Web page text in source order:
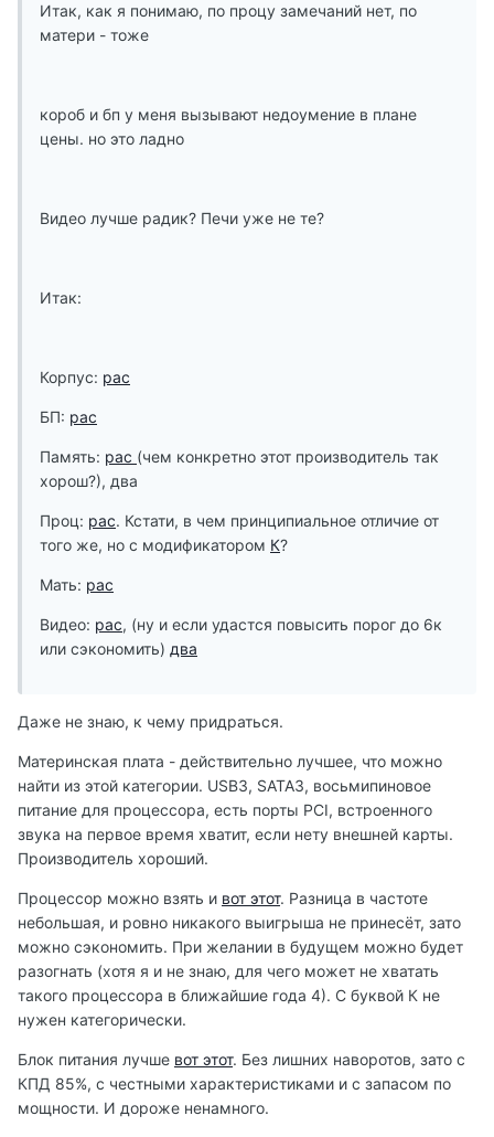
Итак, как я понимаю, по процу замечаний нет, по
матери - тоже
короб и бп у меня вызывают недоумение в плане
цены. но это ладно
Видео лучше радик? Печи уже не те?
Итак:
Корпус: рас
БП: рас
Память: рас (чем конкретно этот производитель так
хорош?), два
Проц: рас. Кстати, в чем принципиальное отличие от
того же, но с модификатором К?
Мать: рас
Видео: рас, (ну и если удастся повысить порог до 6к
или сэкономить) два
Даже не знаю, к чему придраться.
Материнская плата - действительно лучшее, что можно
найти из этой категории. USB3, SATA3, восьмипиновое
питание для процессора, есть порты PCI, встроенного
звука на первое время хватит, если нету внешней карты.
Производитель хороший.
Процессор можно взять и вот этот. Разница в частоте
небольшая, и ровно никакого выигрыша не принесёт, зато
можно сэкономить. При желании в будущем можно будет
разогнать (хотя я и не знаю, для чего может не хватать
такого процессора в ближайшие года 4). С буквой К не
нужен категорически.
Блок питания лучше вот этот. Без лишних наворотов, зато с
КПД 85%, с честными характеристиками и с запасом по
мощности. И дороже ненамного.